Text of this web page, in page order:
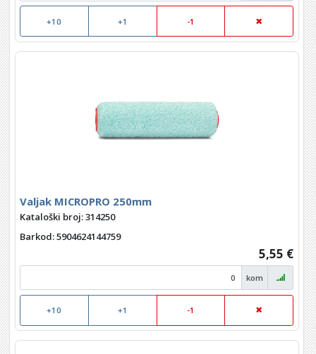
+10 +1 -1
Valjak MICROPRO 250mm
Kataloški broj: 314250
Barkod: 5904624144759
5,55 €
kom
+10 +1 -1